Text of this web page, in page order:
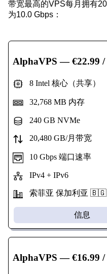
带宽最高的VPS每月拥有
为10.0 Gbps：
AlphaVPS — €22.99 /
8 Intel 核心（共享）
32,768 MB 内存
240 GB NVMe
20,480 GB/月带宽
10 Gbps 端口速率
IPv4 + IPv6
索菲亚 保加利亚 🇧🇬
信息
AlphaVPS — €16.99 /